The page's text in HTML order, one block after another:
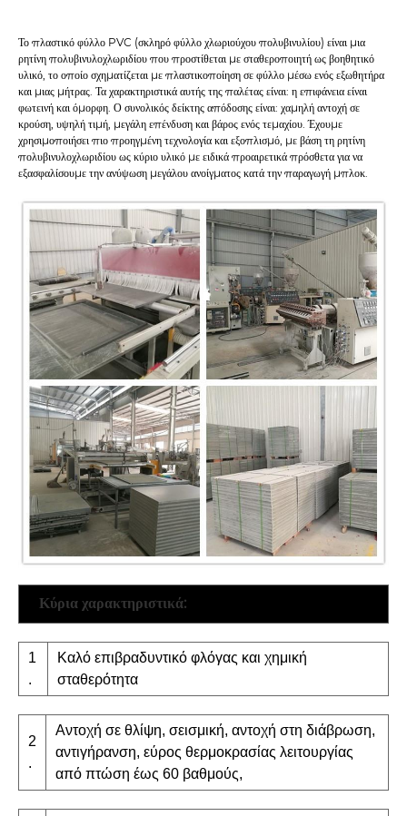
Το πλαστικό φύλλο PVC (σκληρό φύλλο χλωριούχου πολυβινυλίου) είναι μια
ρητίνη πολυβινυλοχλωριδίου που προστίθεται με σταθεροποιητή ως βοηθητικό
υλικό, το οποίο σχηματίζεται με πλαστικοποίηση σε φύλλο μέσω ενός εξωθητήρα
και μιας μήτρας. Τα χαρακτηριστικά αυτής της παλέτας είναι: η επιφάνεια είναι
φωτεινή και όμορφη. Ο συνολικός δείκτης απόδοσης είναι: χαμηλή αντοχή σε
κρούση, υψηλή τιμή, μεγάλη επένδυση και βάρος ενός τεμαχίου. Έχουμε
χρησιμοποιήσει πιο προηγμένη τεχνολογία και εξοπλισμό, με βάση τη ρητίνη
πολυβινυλοχλωριδίου ως κύριο υλικό με ειδικά προαιρετικά πρόσθετα για να
εξασφαλίσουμε την ανύψωση μεγάλου ανοίγματος κατά την παραγωγή μπλοκ.
Κύρια χαρακτηριστικά:
1
.
Καλό επιβραδυντικό φλόγας και χημική
σταθερότητα
2
.
Αντοχή σε θλίψη, σεισμική, αντοχή στη διάβρωση,
αντιγήρανση, εύρος θερμοκρασίας λειτουργίας
από πτώση έως 60 βαθμούς,